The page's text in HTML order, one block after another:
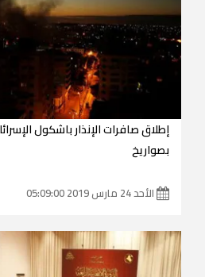
إطلاق صافرات الإنذار باشكول
بصواريخ
الأحد 24 مارس 2019 05:09:00